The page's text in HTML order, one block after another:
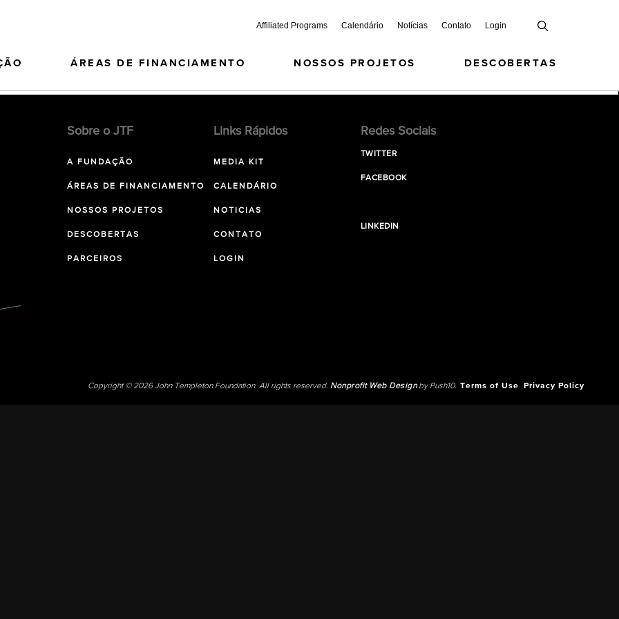
Affiliated Programs Calendário Notícias Contato Login
ÁREAS DE FINANCIAMENTO NOSSOS PROJETOS DESCOBERTAS
Sobre o JTF
A FUNDAÇÃO
ÁREAS DE FINANCIAMENTO
NOSSOS PROJETOS
DESCOBERTAS
PARCEIROS
Links Rápidos
MEDIA KIT
CALENDÁRIO
NOTICIAS
CONTATO
LOGIN
Redes Sociais
TWITTER
FACEBOOK
LINKEDIN
Copyright © 2026 John Templeton Foundation. All rights reserved. Nonprofit Web Designby Push10. Terms of Use Privacy Policy